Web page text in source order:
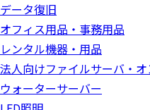
データ復旧
オフィス用品・事務用品
レンタル機器・用品
法人向けファイルサーバ・
ウォーターサーバー